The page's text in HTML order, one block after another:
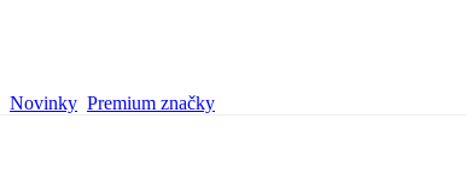
Novinky Premium značky